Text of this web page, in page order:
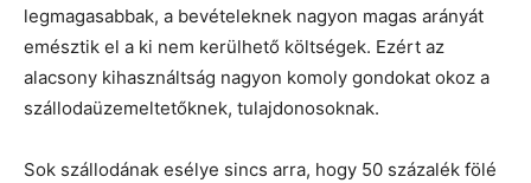
legmagasabbak, a bevételeknek nagyon magas arányát
emésztik el a ki nem kerülhető költségek. Ezért az
alacsony kihasználtság nagyon komoly gondokat okoz a
szállodaüzemeltetőknek, tulajdonosoknak.
Sok szállodának esélye sincs arra, hogy 50 százalék fölé